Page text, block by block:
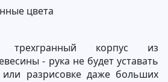
цвета
трехгранный корпус из
- рука не будет уставать
разрисовке даже больших